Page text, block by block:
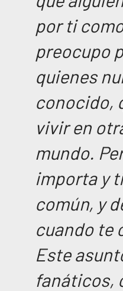
por ti
preocupo
quienes
conocido,
vivir en
mundo.
importa y
común, y
cuando te
Este
fanáticos,